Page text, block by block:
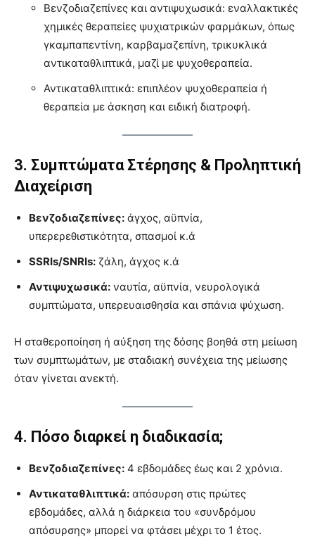
Βενζοδιαζεπίνες και αντιψυχωσικά: εναλλακτικές
χημικές θεραπείες ψυχιατρικών φαρμάκων, όπως
γκαμπαπεντίνη, καρβαμαζεπίνη, τρικυκλικά
αντικαταθλιπτικά, μαζί με ψυχοθεραπεία.
Αντικαταθλιπτικά: επιπλέον ψυχοθεραπεία ή
θεραπεία με άσκηση και ειδική διατροφή.
3. Συμπτώματα Στέρησης & Προληπτική
Διαχείριση
Βενζοδιαζεπίνες: άγχος, αϋπνία,
υπερερεθιστικότητα, σπασμοί κ.ά
SSRIs/SNRIs: ζάλη, άγχος κ.ά
Αντιψυχωσικά: ναυτία, αϋπνία, νευρολογικά
συμπτώματα, υπερευαισθησία και σπάνια ψύχωση.
Η σταθεροποίηση ή αύξηση της δόσης βοηθά στη μείωση
των συμπτωμάτων, με σταδιακή συνέχεια της μείωσης
όταν γίνεται ανεκτή.
4. Πόσο διαρκεί η διαδικασία;
Βενζοδιαζεπίνες: 4 εβδομάδες έως και 2 χρόνια.
Αντικαταθλιπτικά: απόσυρση στις πρώτες
εβδομάδες, αλλά η διάρκεια του «συνδρόμου
απόσυρσης» μπορεί να φτάσει μέχρι το 1 έτος.